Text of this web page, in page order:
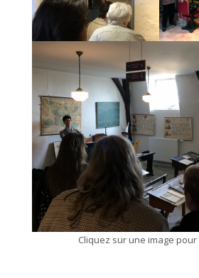
Cliquez sur une image